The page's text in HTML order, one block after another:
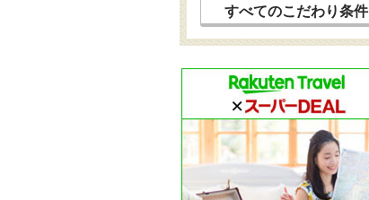
すべてのこだわり条件